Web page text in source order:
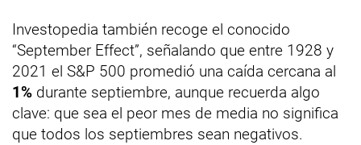
Investopedia también recoge el conocido
“September Effect”, señalando que entre 1928 y
2021 el S&P 500 promedió una caída cercana al
1% durante septiembre, aunque recuerda algo
clave: que sea el peor mes de media no significa
que todos los septiembres sean negativos.